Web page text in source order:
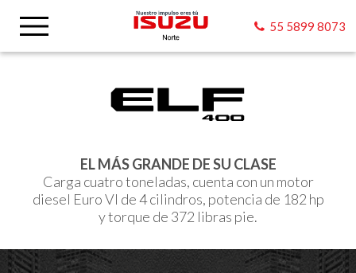
55 5899 8073
EL MÁS GRANDE DE SU CLASE
Carga cuatro toneladas, cuenta con un motor
diesel Euro VI de 4 cilindros, potencia de 182 hp
y torque de 372 libras pie.